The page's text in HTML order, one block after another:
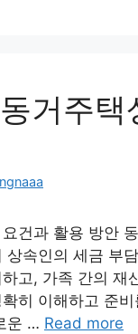
거주
건과 활용 방안
상속인의 세금 부
고, 가족 간의
히 이해하고 준
운 … Read more